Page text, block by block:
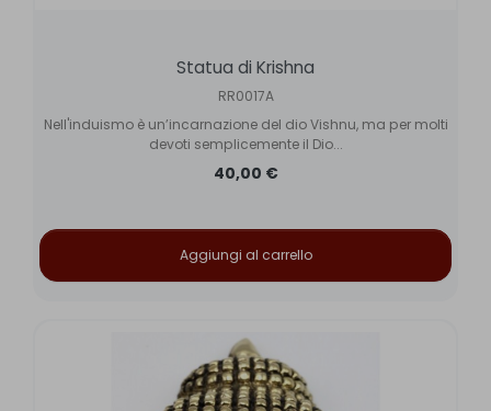
Statua di Krishna
RR0017A
Nell'induismo è un’incarnazione del dio Vishnu, ma per molti
devoti semplicemente il Dio...
40,00 €
Aggiungi al carrello